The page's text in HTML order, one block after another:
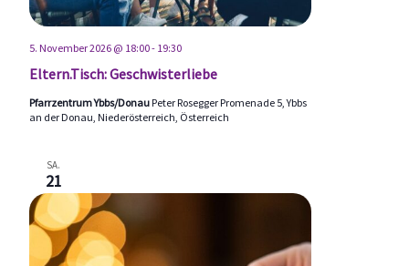
Eltern.Tisch: Geschwisterliebe
5. November 2026 @ 18:00- 19:30
Pfarrzentrum Ybbs/Donau Peter Rosegger Promenade 5, Ybbs
an der Donau, Niederösterreich, Österreich
SA.
21